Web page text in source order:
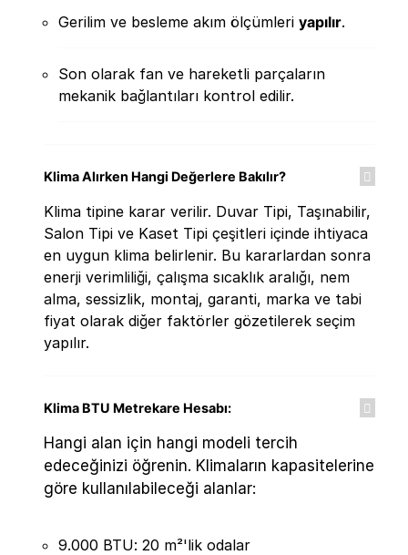
Gerilim ve besleme akım ölçümleri yapılır.
Son olarak fan ve hareketli parçaların
mekanik bağlantıları kontrol edilir.
Klima Alırken Hangi Değerlere Bakılır?
Klima tipine karar verilir. Duvar Tipi, Taşınabilir,
Salon Tipi ve Kaset Tipi çeşitleri içinde ihtiyaca
en uygun klima belirlenir. Bu kararlardan sonra
enerji verimliliği, çalışma sıcaklık aralığı, nem
alma, sessizlik, montaj, garanti, marka ve tabi
fiyat olarak diğer faktörler gözetilerek seçim
yapılır.
Klima BTU Metrekare Hesabı:
Hangi alan için hangi modeli tercih
edeceğinizi öğrenin. Klimaların kapasitelerine
göre kullanılabileceği alanlar:
9.000 BTU: 20 m²'lik odalar